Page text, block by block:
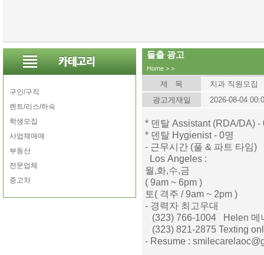
구인/구직
렌트/리스/하숙
학생모집
사업체매매
부동산
전문업체
중고차
돌출 광고
Home > >
제 목
치과 직원모집
광고게재일
2026-08-04
* 덴탈 Assistant (RDA/DA) -
* 덴탈 Hygienist - 0명
- 근무시간 (풀 & 파트 타임)
Los Angeles :
월,화,수,금
( 9am ~ 6pm )
토( 격주 / 9am ~ 2pm )
- 경력자 최고우대
(323) 766-1004 Helen 메
(323) 821-2875 Texting
- Resume :